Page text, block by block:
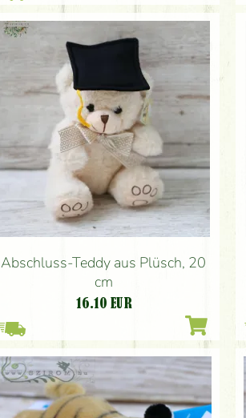
Abschluss-Teddy aus Plüsch, 20
cm
16.10 EUR